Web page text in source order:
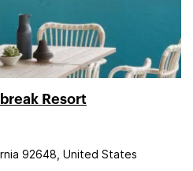
Resort
92648, United States